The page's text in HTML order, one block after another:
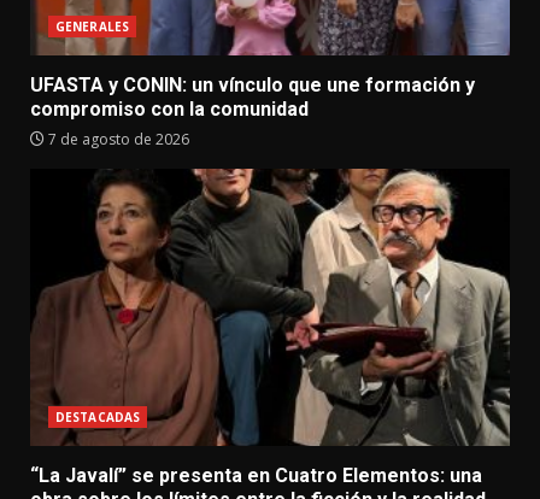
GENERALES
UFASTA y CONIN: un vínculo que une formación y
compromiso con la comunidad
7 de agosto de 2026
DESTACADAS
“La Javalí” se presenta en Cuatro Elementos: una